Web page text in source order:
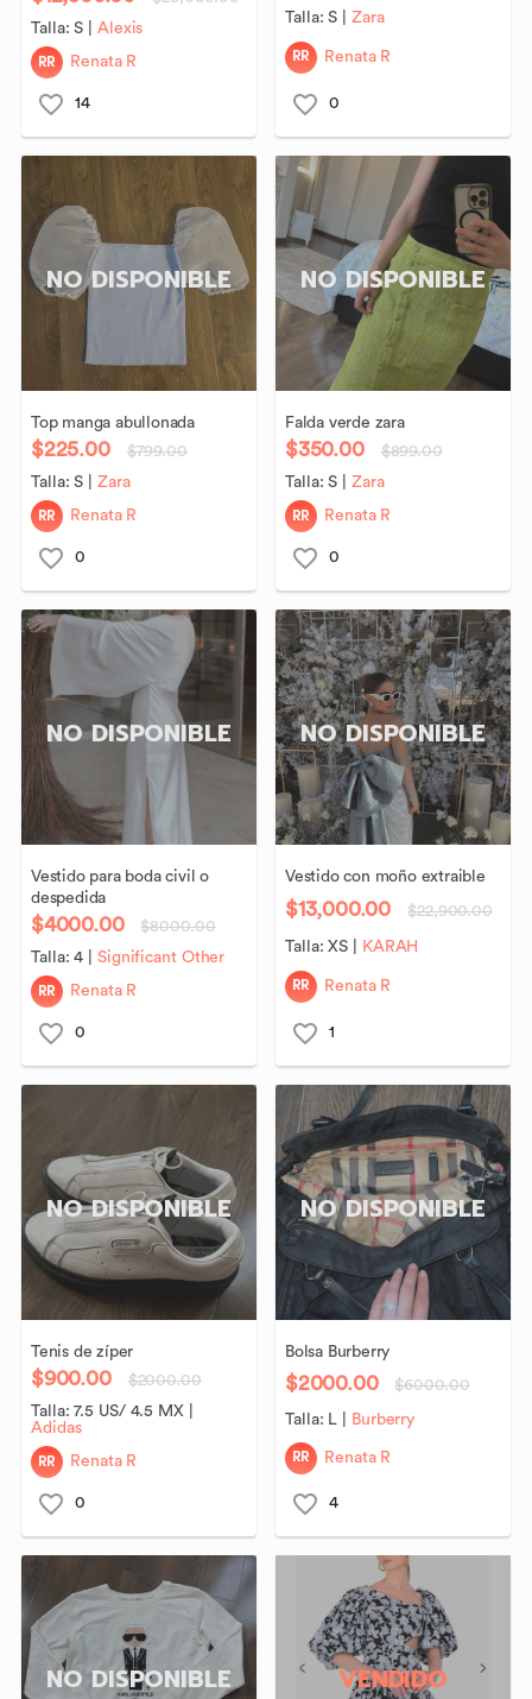
Talla:S Alexis
RR Renata R
14
Talla:S Zara
RR Renata R
0
NO DISPONIBLE
Top manga abullonada
$225.00
$799.00
Talla:S Zara
RR Renata R
0
NO DISPONIBLE
Falda verde zara
$350.00
$899.00
Talla:S Zara
RR Renata R
0
NO DISPONIBLE
Vestido para boda civil o
despedida
$4000.00
$8000.00
Talla:4 Significant Other
RR Renata R
0
NO DISPONIBLE
Vestido con moño extraible
$13,000.00 $22,900.00
Talla:XS KARAH
RR Renata R
1
NO DISPONIBLE
Tenis de zíper
$900.00
$2000.00
Talla:7.5 US/ 4.5 MX|
Adidas
RR Renata R
0
NO DISPONIBLE
Bolsa Burberry
$2000.00 $6000.00
Talla: L Burberry
RR Renata R
4
NO DISPONIBLE VENDIDO